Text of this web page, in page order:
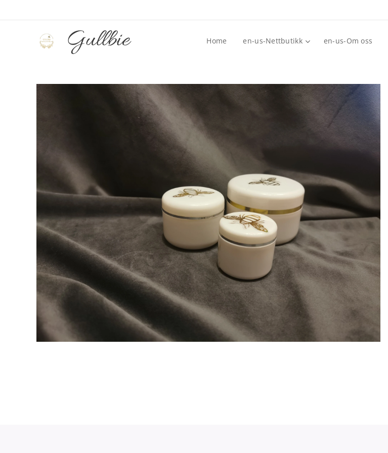
Gullbie Home en-us-Nettbutikk en-us-Om oss